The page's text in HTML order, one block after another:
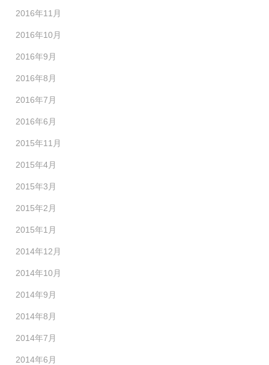
2016年11月
2016年10月
2016年9月
2016年8月
2016年7月
2016年6月
2015年11月
2015年4月
2015年3月
2015年2月
2015年1月
2014年12月
2014年10月
2014年9月
2014年8月
2014年7月
2014年6月